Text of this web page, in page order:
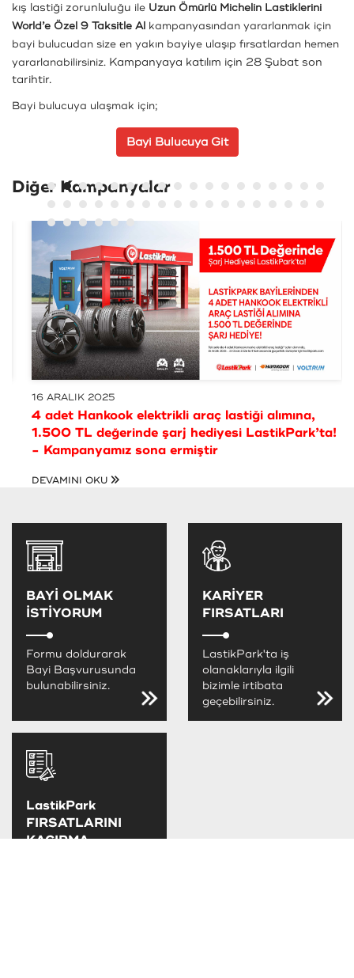
kış lastiği zorunluluğu ile Uzun Ömürlü Michelin Lastiklerini
World’e Özel 9 Taksitle Al kampanyasından yararlanmak için
bayi bulucudan size en yakın bayiye ulaşıp fırsatlardan hemen
yararlanabilirsiniz. Kampanyaya katılım için 28 Şubat son
tarihtir.
Bayi bulucuya ulaşmak için;
Bayi Bulucuya Git
Diğer Kampanyalar
16 ARALIK 2025
4 adet Hankook elektrikli araç lastiği alımına,
1.500 TL değerinde şarj hediyesi LastikPark’ta!
- Kampanyamız sona ermiştir
DEVAMINI OKU
BAYİ OLMAK
İSTİYORUM
Formu doldurarak
Bayi Başvurusunda
bulunabilirsiniz.
KARİYER
FIRSATLARI
LastikPark'ta iş
olanaklarıyla ilgili
bizimle irtibata
geçebilirsiniz.
LastikPark
FIRSATLARINI
KAÇIRMA